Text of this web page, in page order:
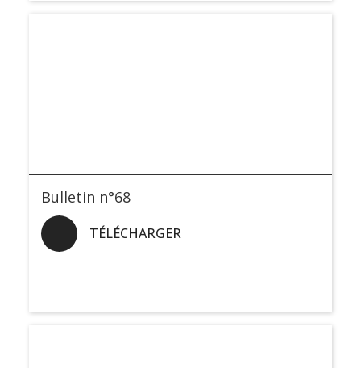
Bulletin n°68
TÉLÉCHARGER